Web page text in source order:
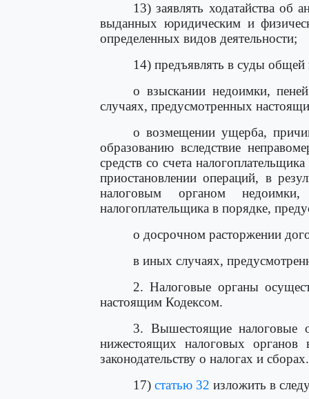
13) заявлять ходатайства об
выданных юридическим и
определенных видов деятельности;
14) предъявлять в суды
о взыскании недоимки,
случаях, предусмотренных
о возмещении ущерба,
образованию вследствие
средств со счета
приостановлении операций, в
налоговым органом
налогоплательщика в порядке,
о досрочном расторжении
в иных случаях,
2. Налоговые органы
настоящим Кодексом.
3. Вышестоящие налоговые
нижестоящих налоговых органов
законодательству о налогах и
17) статью 32 изложить в